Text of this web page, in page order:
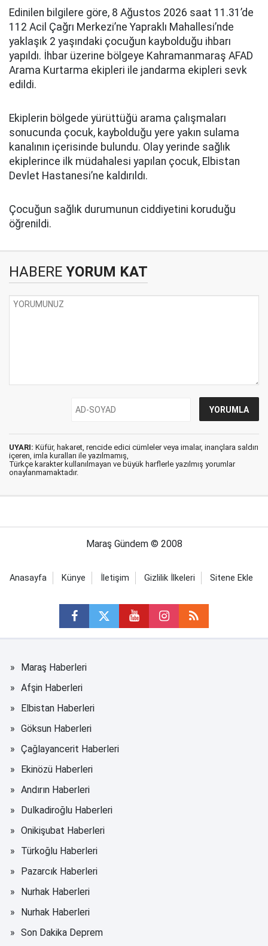
Edinilen bilgilere göre, 8 Ağustos 2026 saat 11.31’de
112 Acil Çağrı Merkezi’ne Yapraklı Mahallesi’nde
yaklaşık 2 yaşındaki çocuğun kaybolduğu ihbarı
yapıldı. İhbar üzerine bölgeye Kahramanmaraş AFAD
Arama Kurtarma ekipleri ile jandarma ekipleri sevk
edildi.
Ekiplerin bölgede yürüttüğü arama çalışmaları
sonucunda çocuk, kaybolduğu yere yakın sulama
kanalının içerisinde bulundu. Olay yerinde sağlık
ekiplerince ilk müdahalesi yapılan çocuk, Elbistan
Devlet Hastanesi’ne kaldırıldı.
Çocuğun sağlık durumunun ciddiyetini koruduğu
öğrenildi.
HABERE YORUM KAT
UYARI: Küfür, hakaret, rencide edici cümleler veya imalar, inançlara saldırı
içeren, imla kuralları ile yazılmamış,
Türkçe karakter kullanılmayan ve büyük harflerle yazılmış yorumlar
onaylanmamaktadır.
Maraş Gündem © 2008
Anasayfa Künye İletişim Gizlilik İlkeleri Sitene Ekle
Maraş Haberleri
Afşin Haberleri
Elbistan Haberleri
Göksun Haberleri
Çağlayancerit Haberleri
Ekinözü Haberleri
Andırın Haberleri
Dulkadiroğlu Haberleri
Onikişubat Haberleri
Türkoğlu Haberleri
Pazarcık Haberleri
Nurhak Haberleri
Nurhak Haberleri
Son Dakika Deprem